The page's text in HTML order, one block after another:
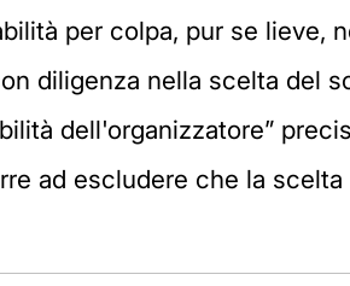
per colpa, pur se lieve,
diligenza nella scelta del
dell'organizzatore”
ad escludere che la